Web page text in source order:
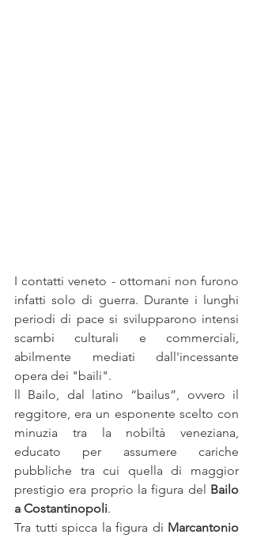
I contatti veneto - ottomani non furono
infatti solo di guerra. Durante i lunghi
periodi di pace si svilupparono intensi
scambi culturali e commerciali,
abilmente mediati dall'incessante
opera dei "baili".
ll Bailo, dal latino “bailus”, ovvero il
reggitore, era un esponente scelto con
minuzia tra la nobiltà veneziana,
educato per assumere cariche
pubbliche tra cui quella di maggior
prestigio era proprio la figura del Bailo
a Costantinopoli.
Tra tutti spicca la figura di Marcantonio